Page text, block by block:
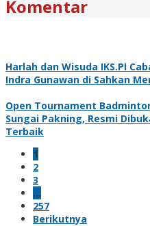
Komentar
Harlah dan Wisuda IKS.PI
Indra Gunawan di Sahkan
Open Tournament
Sungai Pakning, Resmi
Terbaik
1
2
3
…
257
Berikutnya